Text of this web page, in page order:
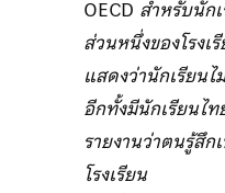
OECD สำหรับนัก
ส่วนหนึ่งของโรง
แสดงว่านักเรียน
อีกทั้งมีนักเรียนไ
รายงานว่าตนรู้สึ
โรงเรียน